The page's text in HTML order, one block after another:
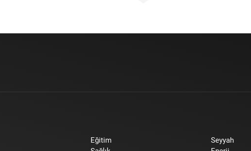
Eğitim
Seyyah